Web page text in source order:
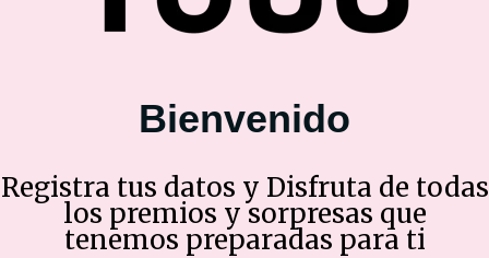
Bienvenido
Registra tus datos y Disfruta de todas
los premios y sorpresas que
tenemos preparadas para ti